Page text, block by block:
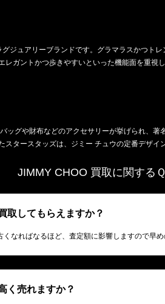
ジュアリーブランドです。グラマラスかつト
ガントかつ歩きやすいといった機能面を重視
ッグや財布などのアクセサリーが挙げられ、
タースタッズは、ジミー チュウの定番デザイ
JIMMY CHOO 買取に関する
取してもらえますか？
なればなるほど、査定額に影響しますので早め
く売れますか？